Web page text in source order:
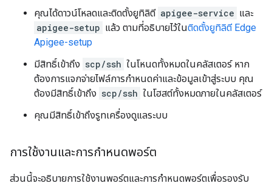
คุณได้ดาวน์โหลดและติดตั้งยูทิลิตี apigee-service และ
apigee-setup แล้ว ตามที่อธิบายไว้ในติดตั้งยูทิลิตี Edge
Apigee-setup
มีสิทธิ์เข้าถึง scp/ssh ในโหนดทั้งหมดในคลัสเตอร์ หาก
ต้องการแจกจ่ายไฟล์การกำหนดค่าและข้อมูลเข้าสู่ระบบ คุณ
ต้องมีสิทธิ์เข้าถึง scp/ssh ในโฮสต์ทั้งหมดภายในคลัสเตอร์
คุณมีสิทธิ์เข้าถึงรูทเครื่องดูแลระบบ
การใช้งานและการกำหนดพอร์ต
ส่วนนี้จะอธิบายการใช้งานพอร์ตและการกำหนดพอร์ตเพื่อรองรับ